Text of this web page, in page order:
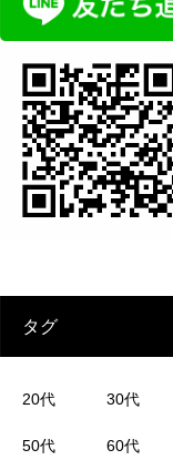
タグ
20代 30代
50代 60代